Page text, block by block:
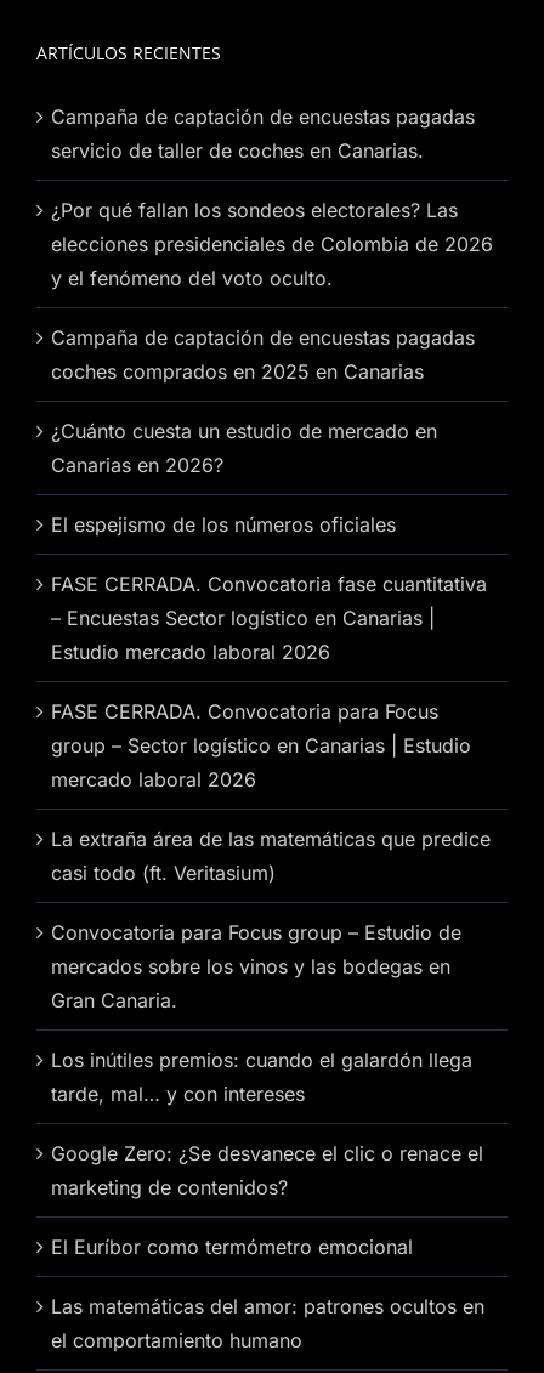
ARTÍCULOS RECIENTES
Campaña de captación de encuestas pagadas
servicio de taller de coches en Canarias.
¿Por qué fallan los sondeos electorales? Las
elecciones presidenciales de Colombia de 2026
y el fenómeno del voto oculto.
Campaña de captación de encuestas pagadas
coches comprados en 2025 en Canarias
¿Cuánto cuesta un estudio de mercado en
Canarias en 2026?
El espejismo de los números oficiales
FASE CERRADA. Convocatoria fase cuantitativa
– Encuestas Sector logístico en Canarias |
Estudio mercado laboral 2026
FASE CERRADA. Convocatoria para Focus
group – Sector logístico en Canarias | Estudio
mercado laboral 2026
La extraña área de las matemáticas que predice
casi todo (ft. Veritasium)
Convocatoria para Focus group – Estudio de
mercados sobre los vinos y las bodegas en
Gran Canaria.
Los inútiles premios: cuando el galardón llega
tarde, mal… y con intereses
Google Zero: ¿Se desvanece el clic o renace el
marketing de contenidos?
El Euríbor como termómetro emocional
Las matemáticas del amor: patrones ocultos en
el comportamiento humano